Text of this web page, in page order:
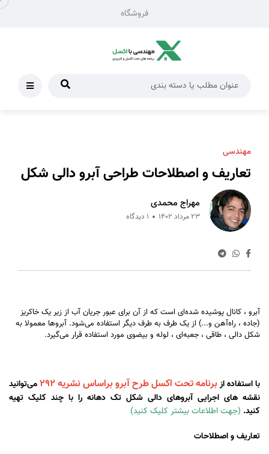
فروشگاه
مهندسی
تعاریف و اصطلاحات طراحی آبرو دالی شکل
مهراج محمدی
23 مرداد 1402 1 دیدگاه
آبرو ، کانال پوشیده شده‌ای است که از آن برای عبور جریان آب از زیر یک خاکریز
(جاده ، راه‌آهن و...) از یک طرف به طرف دیگر استفاده می‌شود. آبروها معمولا به
شکل دالی ، طاقی ، جعبه‌ای ، لوله و بیضوی مورد استفاده قرار می‌گیرد.
با استفاده ازبرنامه تحت اکسل طرح آبرو براساس نشریه 292
می‌توانید
نقشه های اجرایی آبروهای دالی شکل تک دهانه را با چند کلیک تهیه
کنید. (جهت اطلاعات بیشتر کلیک کنید)
تعاریف و اصطلاحات